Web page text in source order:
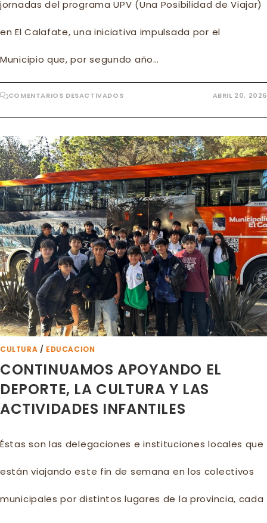
jornadas del programa UPV (Una Posibilidad de Viajar)
en El Calafate, una iniciativa impulsada por el
Municipio que, por segundo año…
COMENTARIOS DESACTIVADOSEN
1500
ACOMPAÑARON
A
LOS
ALUMNOS
DE
UPV
2026
ABRIL 20, 2026
CULTURA / EDUCACION
CONTINUAMOS APOYANDO EL
DEPORTE, LA CULTURA Y LAS
ACTIVIDADES INFANTILES
Éstas son las delegaciones e instituciones locales que
están viajando este fin de semana en los colectivos
municipales por distintos lugares de la provincia, cada